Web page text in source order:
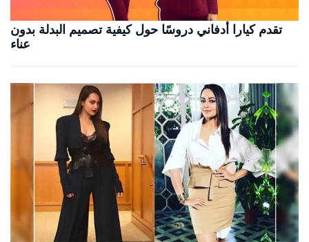
تقدم كيارا أدفاني دروسًا حول كيفية تصميم البدلة بدون
عناء